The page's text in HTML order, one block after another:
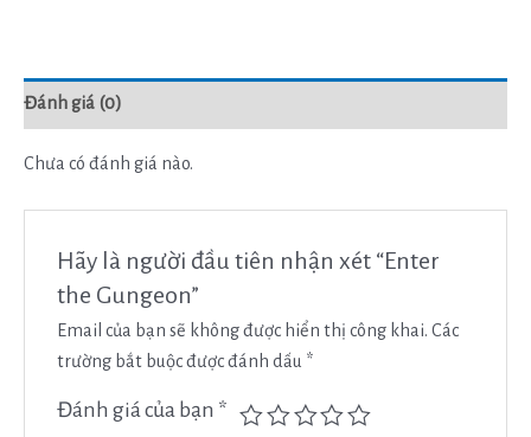
Đánh giá (0)
Chưa có đánh giá nào.
Hãy là người đầu tiên nhận xét “Enter
the Gungeon”
Email của bạn sẽ không được hiển thị công khai. Các
trường bắt buộc được đánh dấu *
Đánh giá của bạn *